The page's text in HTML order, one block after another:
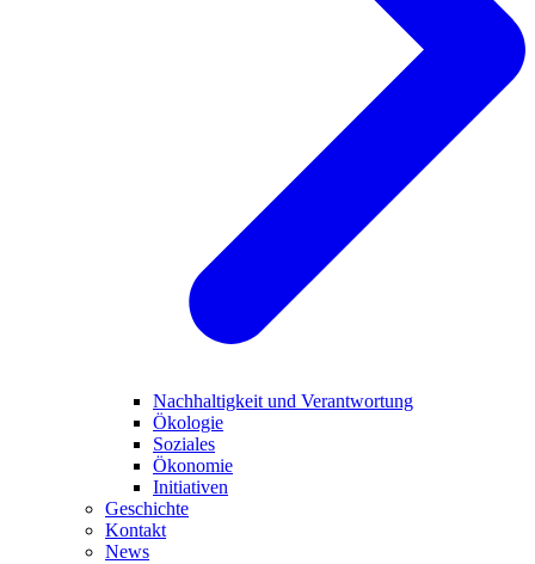
Nachhaltigkeit und Verantwortung
Ökologie
Soziales
Ökonomie
Initiativen
Geschichte
Kontakt
News